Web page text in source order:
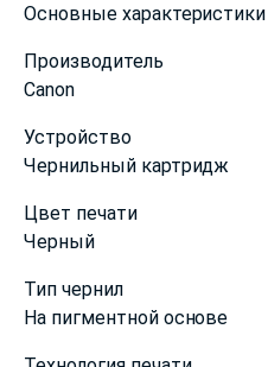
Основные характеристики
Производитель
Canon
Устройство
Чернильный картридж
Цвет печати
Черный
Тип чернил
На пигментной основе